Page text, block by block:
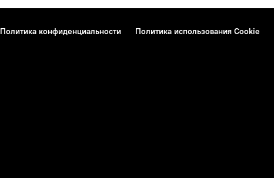
Политика конфиденциальности Политика использования Cookie